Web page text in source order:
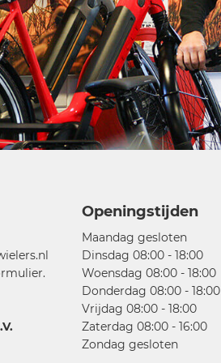
Openingstijden
Maandag gesloten
Dinsdag 08:00 - 18:00
Woensdag 08:00 - 18:00
Donderdag 08:00 - 18:00
Vrijdag 08:00 - 18:00
Zaterdag 08:00 - 16:00
Zondag gesloten